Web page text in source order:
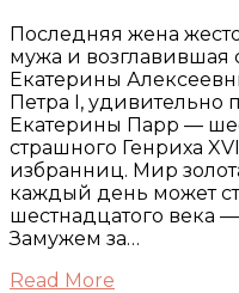
Последняя жена
мужа и возглавившая
Екатерины
Петра I, удивительно
Екатерины Парр —
страшного Генриха
избранниц. Мир
каждый день может
шестнадцатого века
Замужем за…
Read More